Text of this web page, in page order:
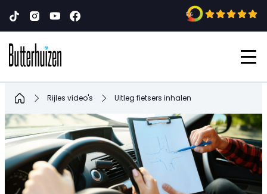
9,6
Home Rijles video's Uitleg fietsers inhalen